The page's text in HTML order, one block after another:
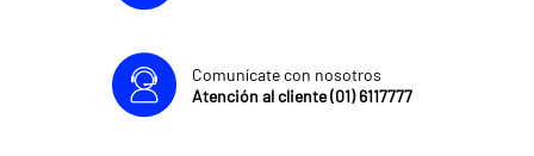
Comunícate con nosotros
Atención al cliente (01) 6117777